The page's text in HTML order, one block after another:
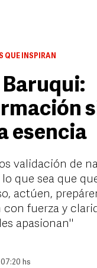
QUE INSPIRAN
Baruqui:
esencia
validación de
que sea que
actúen,
con fuerza y
apasionan"
hs